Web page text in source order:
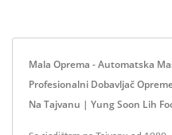
Mala Oprema - Automatska
Profesionalni Dobavljač
Na Tajvanu | Yung Soon Lih